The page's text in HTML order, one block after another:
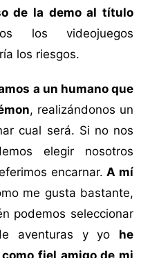
de la demo al título
los videojuegos
los riesgos.
a un humano que
, realizándonos un
cual será. Si no nos
elegir nosotros
encarnar.A mí
me gusta bastante,
podemos seleccionar
aventuras y yo he